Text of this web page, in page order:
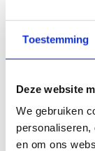
Toestemming
Deze website
We gebruiken
en om ons
geen
beamer